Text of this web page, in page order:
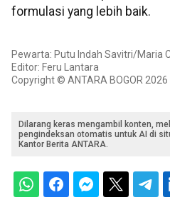
formulasi yang lebih baik.
Pewarta: Putu Indah Savitri/Maria
Editor: Feru Lantara
Copyright © ANTARA BOGOR 2026
Dilarang keras mengambil konten,
pengindeksan otomatis untuk AI di
Kantor Berita ANTARA.